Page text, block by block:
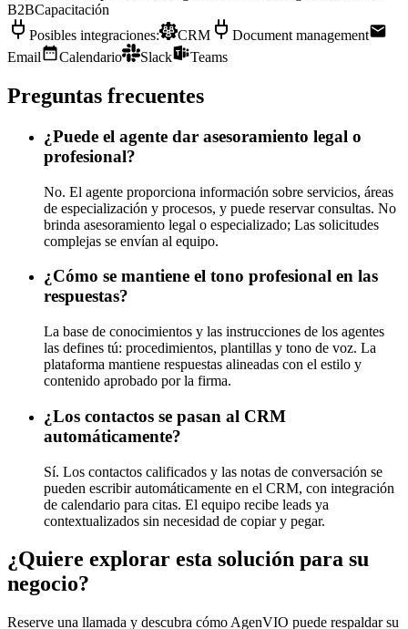
B2BCapacitación
Posibles integraciones: CRM
Document management
Email
Calendario Slack Teams
Preguntas frecuentes
¿Puede el agente dar asesoramiento legal o
profesional?
No. El agente proporciona información sobre servicios, áreas
de especialización y procesos, y puede reservar consultas. No
brinda asesoramiento legal o especializado; Las solicitudes
complejas se envían al equipo.
¿Cómo se mantiene el tono profesional en las
respuestas?
La base de conocimientos y las instrucciones de los agentes
las defines tú: procedimientos, plantillas y tono de voz. La
plataforma mantiene respuestas alineadas con el estilo y
contenido aprobado por la firma.
¿Los contactos se pasan al CRM
automáticamente?
Sí. Los contactos calificados y las notas de conversación se
pueden escribir automáticamente en el CRM, con integración
de calendario para citas. El equipo recibe leads ya
contextualizados sin necesidad de copiar y pegar.
¿Quiere explorar esta solución para su
negocio?
Reserve una llamada y descubra cómo AgenVIO puede respaldar su